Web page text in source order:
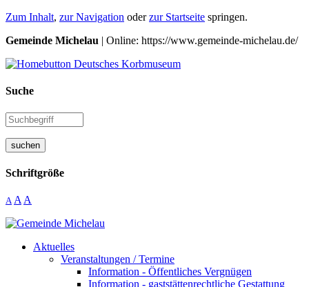
Zum Inhalt, zur Navigation oderzur Startseite springen.
Gemeinde Michelau | Online: https://www.gemeinde-michelau.de/
Suche
suchen
Schriftgröße
A A A
Aktuelles
Veranstaltungen / Termine
Information - Öffentliches Vergnügen
Information - gaststättenrechtliche Gestattung